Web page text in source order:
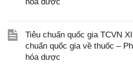
Tiêu chuẩn quốc gia TCVN
chuẩn quốc gia về thuốc –
hóa dược